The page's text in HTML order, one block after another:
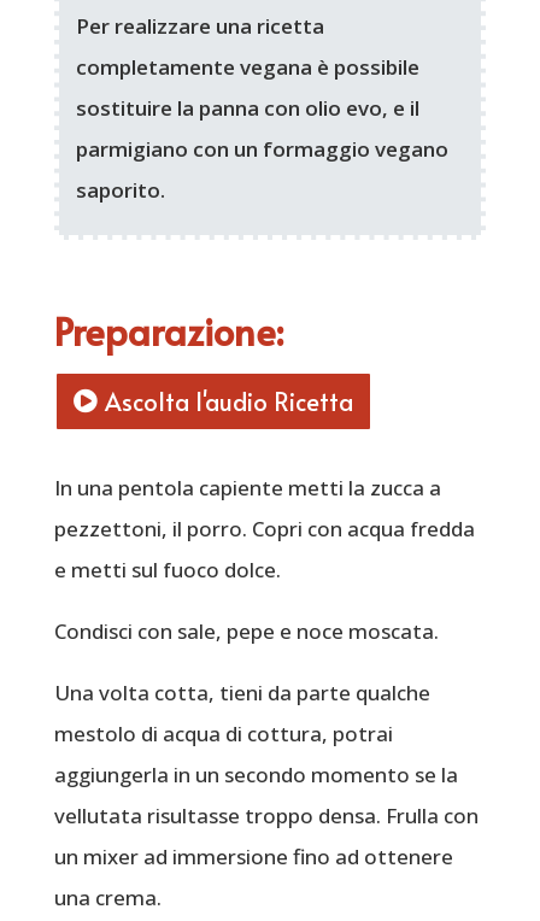
Per realizzare una ricetta
completamente vegana è possibile
sostituire la panna con olio evo, e il
parmigiano con un formaggio vegano
saporito.
Preparazione:
Ascolta l'audio Ricetta
In una pentola capiente metti la zucca a
pezzettoni, il porro. Copri con acqua fredda
e metti sul fuoco dolce.
Condisci con sale, pepe e noce moscata.
Una volta cotta, tieni da parte qualche
mestolo di acqua di cottura, potrai
aggiungerla in un secondo momento se la
vellutata risultasse troppo densa. Frulla con
un mixer ad immersione fino ad ottenere
una crema.